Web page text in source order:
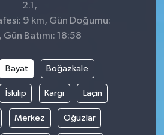
2.1,
9 km, Gün Doğumu:
Batımı: 18:58
Bayat Boğazkale
İskilip Kargı Laçin
Merkez Oğuzlar